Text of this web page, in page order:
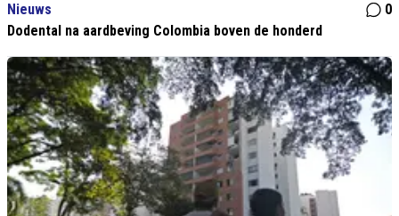
Nieuws
0
Dodental na aardbeving Colombia boven de honderd